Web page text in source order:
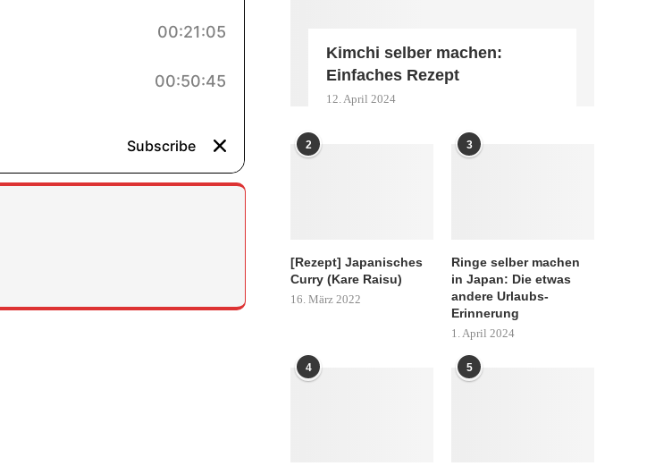
Kimchi selber machen:
Einfaches Rezept
12. April 2024
2
[Rezept] Japanisches
Curry (Kare Raisu)
16. März 2022
3
Ringe selber machen
in Japan: Die etwas
andere Urlaubs-
Erinnerung
1. April 2024
4 5